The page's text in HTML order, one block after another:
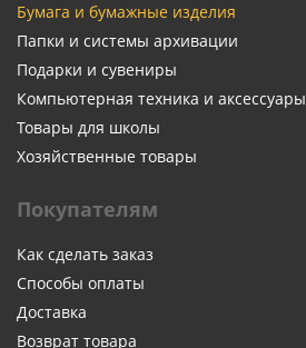
Бумага и бумажные изделия
Папки и системы архивации
Подарки и сувениры
Компьютерная техника и аксессуары
Товары для школы
Хозяйственные товары
Покупателям
Как сделать заказ
Способы оплаты
Доставка
Возврат товара